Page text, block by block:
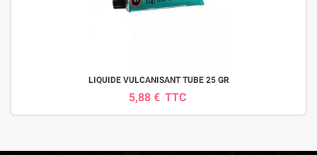
LIQUIDE VULCANISANT TUBE 25 GR
5,88 € TTC